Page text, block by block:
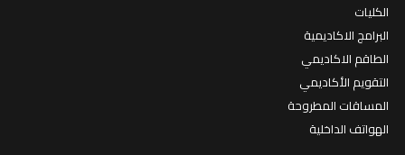
الكليات
البرامج الاكاديمية
الطاقم الاكاديمي
التقويم الأكاديمي
المساقات المطروحة
الهواتف الداخلية